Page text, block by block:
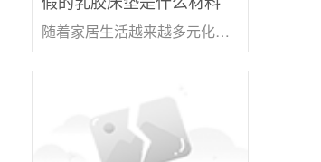
随着家居生活越来越多元化和个性化，乳胶床垫成为了一种备受关注的床上必备。众所周知，乳胶是一种天然材料，但是，市场上也流传着一些假的乳胶床垫。假的乳胶床垫到底是什么